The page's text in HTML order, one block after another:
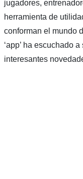
jugadores,
herramienta de
conforman el mundo
‘app’ ha escuchado
interesantes